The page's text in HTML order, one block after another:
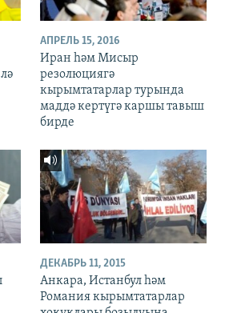
АПРЕЛЬ 15, 2016
Иран һәм Мисыр
резолюциягә
кырымтатарлар турында
маддә кертүгә каршы тавыш
бирде
ДЕКАБРЬ 11, 2015
Анкара, Истанбул һәм
Романия кырымтатарлар